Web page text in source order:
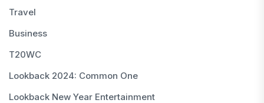
Travel
Business
T20WC
Lookback 2024: Common One
Lookback New Year Entertainment